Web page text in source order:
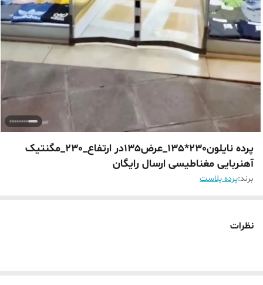
پرده نایلون230*135_عرض135در ارتفاع_230_مگنتیک
آهنربایی مغناطیسی ارسال رایگان
برند:پرده پلاست
نظرات